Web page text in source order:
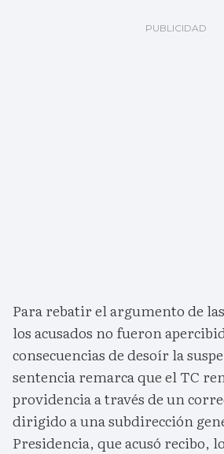
Para rebatir el argumento de
los acusados no fueron
consecuencias de desoír la
sentencia remarca que el TC
providencia a través de un
dirigido a una subdirección
Presidencia, que acusó recibo,